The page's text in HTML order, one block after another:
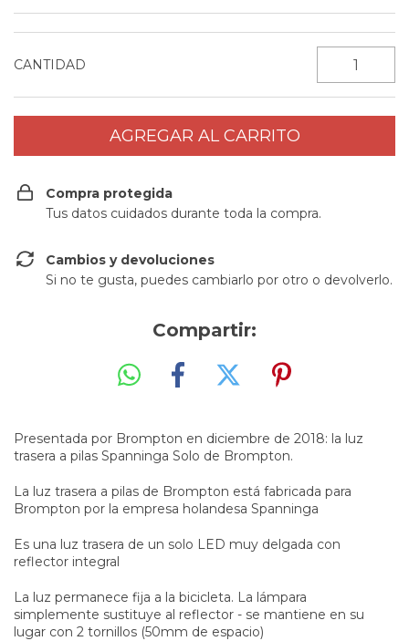
CANTIDAD
Compra protegida
Tus datos cuidados durante toda la compra.
Cambios y devoluciones
Si no te gusta, puedes cambiarlo por otro o devolverlo.
Compartir:
Presentada por Brompton en diciembre de 2018: la luz
trasera a pilas Spanninga Solo de Brompton.
La luz trasera a pilas de Brompton está fabricada para
Brompton por la empresa holandesa Spanninga
Es una luz trasera de un solo LED muy delgada con
reflector integral
La luz permanece fija a la bicicleta. La lámpara
simplemente sustituye al reflector - se mantiene en su
lugar con 2 tornillos (50mm de espacio)